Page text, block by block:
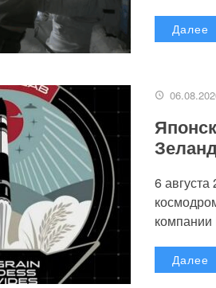
Далее
6
компании
Далее